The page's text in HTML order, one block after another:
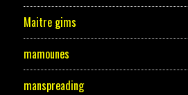
Maitre gims
mamounes
manspreading